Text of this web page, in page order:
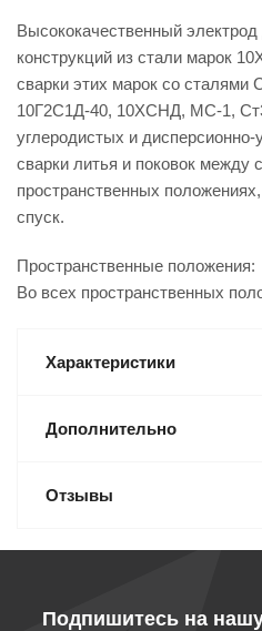
Высококачественный
конструкций из стали марок
сварки этих марок со
10Г2С1Д-40, 10ХСНД, МС-1,
углеродистых и
сварки литья и поковок между
пространственных
спуск.
Пространственные положения:
Во всех пространственных
Характеристики
Дополнительно
Отзывы
Подпишитесь на